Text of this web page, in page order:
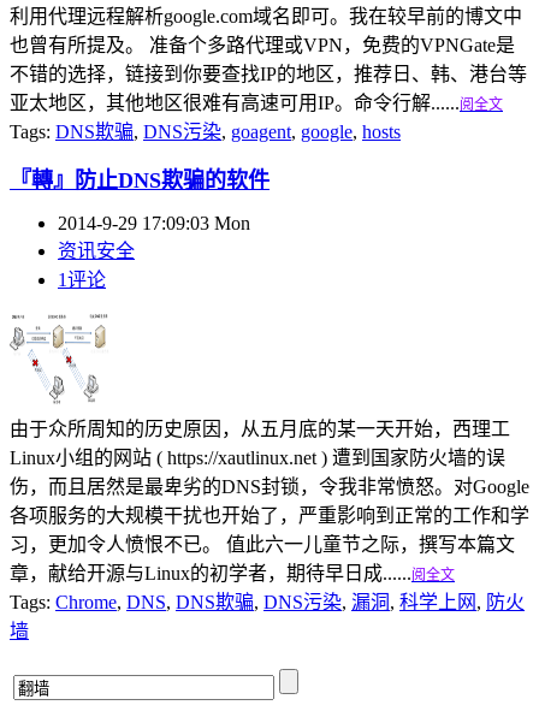
利用代理远程解析google.com域名即可。我在较早前的博文中
也曾有所提及。 准备个多路代理或VPN，免费的VPNGate是
不错的选择，链接到你要查找IP的地区，推荐日、韩、港台等
亚太地区，其他地区很难有高速可用IP。命令行解......阅全文
Tags: DNS欺骗, DNS污染, goagent, google, hosts
『轉』防止DNS欺骗的软件
2014-9-29 17:09:03 Mon
资讯安全
1评论
由于众所周知的历史原因，从五月底的某一天开始，西理工
Linux小组的网站 ( https://xautlinux.net ) 遭到国家防火墙的误
伤，而且居然是最卑劣的DNS封锁，令我非常愤怒。对Google
各项服务的大规模干扰也开始了，严重影响到正常的工作和学
习，更加令人愤恨不已。 值此六一儿童节之际，撰写本篇文
章，献给开源与Linux的初学者，期待早日成......阅全文
Tags: Chrome, DNS, DNS欺骗, DNS污染, 漏洞 , 科学上网 , 防火
墙